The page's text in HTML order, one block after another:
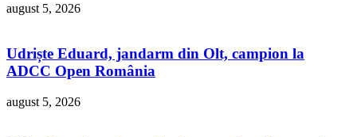
august 5, 2026
Udriște Eduard, jandarm din Olt, campion la
ADCC Open România
august 5, 2026